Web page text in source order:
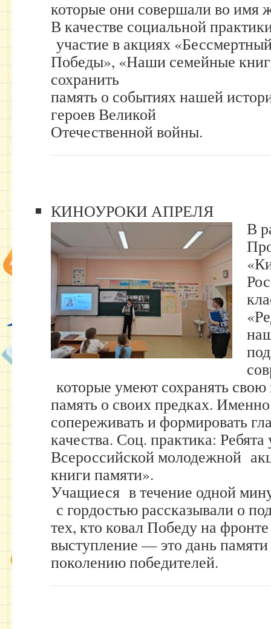
которые они совершали во имя
В качестве социальной
участие в акциях
Победы», «Наши семейные
сохранить
память о событиях нашей
героев Великой
Отечественной войны.
КИНОУРОКИ АПРЕЛЯ
В
которые умеют сохранять
память о своих предках.
сопереживать и формировать
качества. Соц. практика:
Всероссийской молодежной
книги памяти».
Учащиеся в течение одной
с гордостью рассказывали о
тех, кто ковал Победу на
выступление — это дань памяти
поколению победителей.